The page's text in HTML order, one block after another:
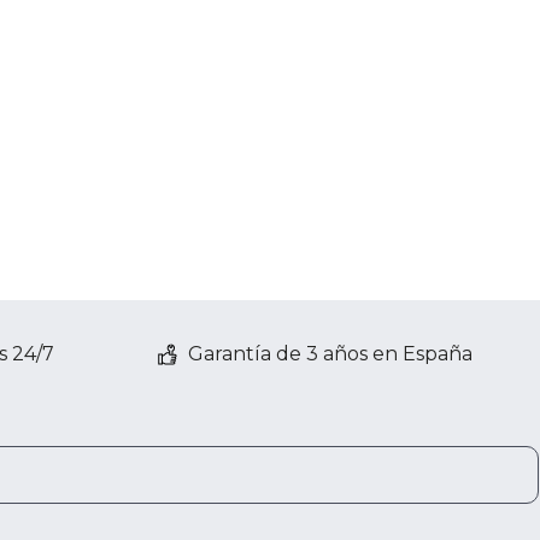
24/7 Garantía de 3 años en España